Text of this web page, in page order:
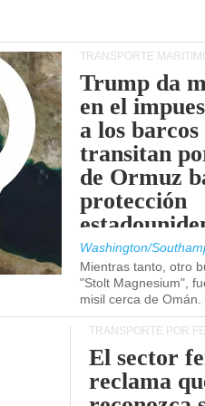
TRANSPORTE
Trump da
en el
a los barcos
transitan
de Ormuz
protección
Washington/
Mientras tanto, otro
"Stolt Magnesium",
misil cerca de Omán.
TRANSPORTE POR
El sector
reclama